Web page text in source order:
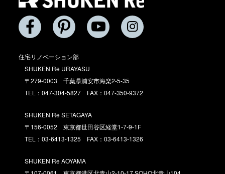
住宅リノベーション部
SHUKEN Re URAYASU
〒279-0003 千葉県浦安市海楽2-5-35
TEL：047-304-5827 FAX：047-350-9372
SHUKEN Re SETAGAYA
〒156-0052 東京都世田谷区経堂1-7-9-1F
TEL：03-6413-1325 FAX：03-6413-1326
SHUKEN Re AOYAMA